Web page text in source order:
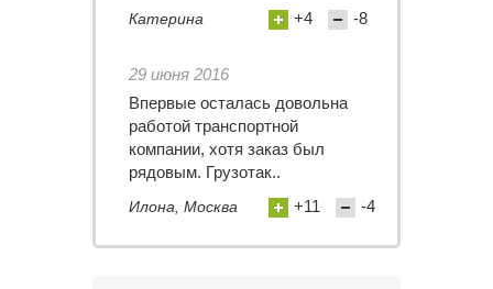
Катерина +4 -8
29 июня 2016
Впервые осталась довольна
работой транспортной
компании, хотя заказ был
рядовым. Грузотак..
Илона, Москва +11 -4